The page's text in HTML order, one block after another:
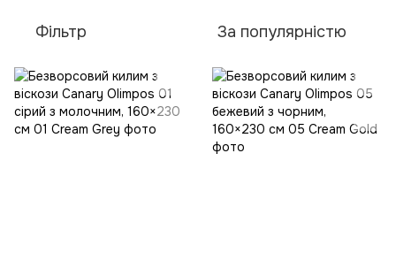
Фільтр За популярністю